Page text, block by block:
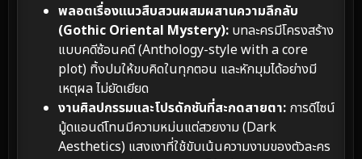
พลอตเรื่องแนวสืบสวนผสมผสานความลึกลับ
(Gothic Oriental Mystery): บทละครมีโครงสร้าง
แบบคดีซ้อนคดี (Anthology-style with a core
plot) ทิ้งปมให้ขบคิดในทุกตอน และหักมุมได้อย่างมี
เหตุผล ไม่ยัดเยียด
งานศิลปกรรมและโปรดักชันที่สะกดสายตา: การดีไซน์
มู้ดแอนด์โทนมีความหม่นแต่สวยงาม (Dark
Aesthetics) แสงเงาที่ใช้ขับเน้นความงามของตัวละคร